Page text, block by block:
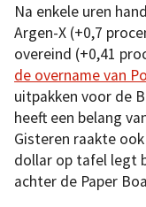
Na enkele uren
Argen-X (+0,7
overeind (+0,41
de overname van
uitpakken voor de
heeft een belang
Gisteren raakte
dollar op tafel legt
achter de Paper